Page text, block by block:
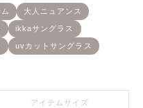
アイテムサイズ